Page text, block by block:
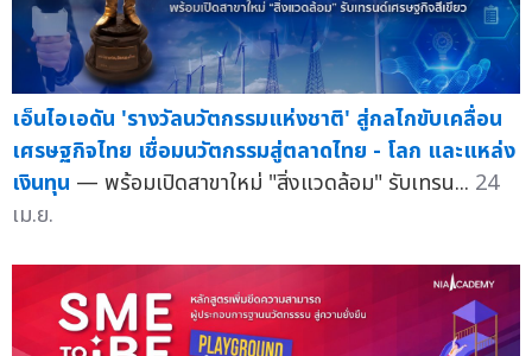
เอ็นไอเอดัน 'รางวัลนวัตกรรมแห่งชาติ' สู่กลไกขับเคลื่อน
เศรษฐกิจไทย เชื่อมนวัตกรรมสู่ตลาดไทย - โลก และแหล่ง
เงินทุน — พร้อมเปิดสาขาใหม่ "สิ่งแวดล้อม" รับเทรน... 24
เม.ย.